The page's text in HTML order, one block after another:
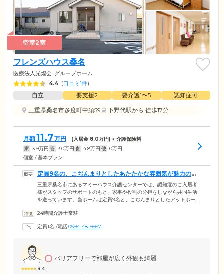
空室2室
フレンズハウス桑名
医療法人光煌会 グループホーム
4.4 (口コミ1件)
自立 要支援2 要介護1〜5
認知症可
三重県桑名市多度町中須59
下野代駅から 徒歩17分
月額11.7万円 (入居金 8.0万円) + 介護保険料
家 3.9万円 管 3.0万円 食 4.8万円 他 0万円
個室 / 基本プラン
定員9名の、こぢんまりとしたあたたかな雰囲気が魅力の住
まいです
三重県桑名市にあるマミーハウス介護センターでは、認知症のご入居者
様がスタッフのサポートのもと、家事や役割の分担をしながら共同生活
を送っています。当ホームは定員9名と、こぢんまりとしたアットホーム
個室をご用意しました。共有スペースの食堂では、ご入居者様同士での
レを設置しておりますので、車いすの方も快適にご使用が可能です。
24時間介護士常駐
定員1名 /電話0594-48-5667
4.4
バリアフリーで部屋が広く外観も綺麗